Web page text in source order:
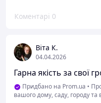
Металева полка
Немає
Коментарі 0
Віта К.
04.04.2026
Гарна якість за свої
Придбано на Prom.ua •
вашого дому, саду, городу та